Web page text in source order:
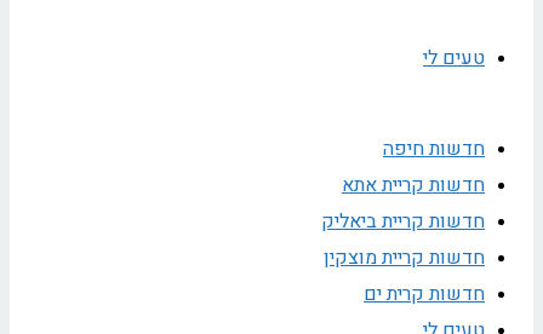
טעים לי
חדשות חיפה
חדשות קריית אתא
חדשות קריית ביאליק
חדשות קריית מוצקין
חדשות קרית ים